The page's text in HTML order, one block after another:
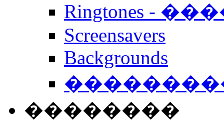
Ringtones -
Screensavers
Backgrounds
��������